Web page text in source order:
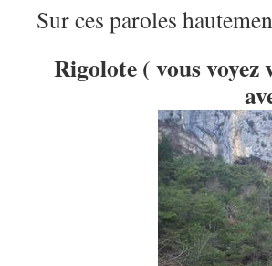
Sur ces paroles
Rigolote ( vous voyez